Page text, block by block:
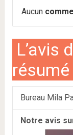
Aucun
L’avis
résumé
Bureau Mila
Notre avis